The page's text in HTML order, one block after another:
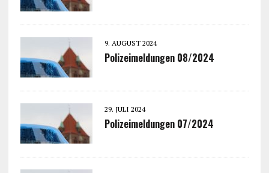
9. AUGUST 2024
Polizeimeldungen 08/2024
29. JULI 2024
Polizeimeldungen 07/2024